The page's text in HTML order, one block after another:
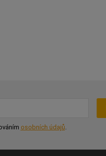
osobních údajů